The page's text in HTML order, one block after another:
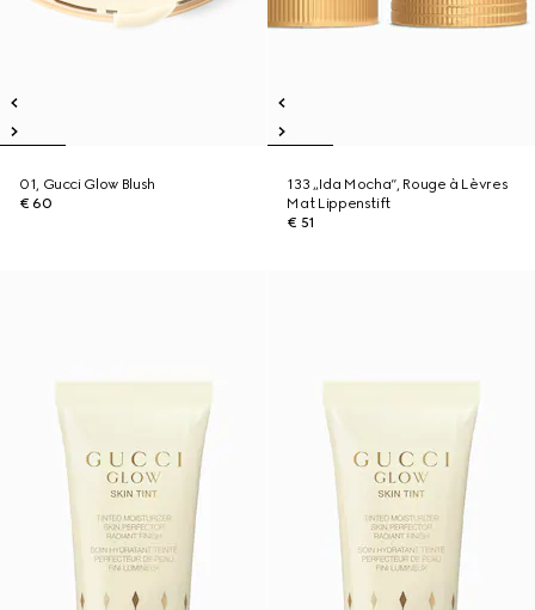
01, Gucci Glow Blush
€ 60
133 „Ida Mocha“, Rouge à Lèvres
Mat Lippenstift
€ 51